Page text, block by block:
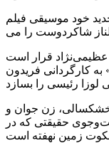
خود موسیقی فیلم
عظیمی‌نژاد قرار است
کارگردانی فریدون
خشکسالی، زن جوان و
حقیقتی که در